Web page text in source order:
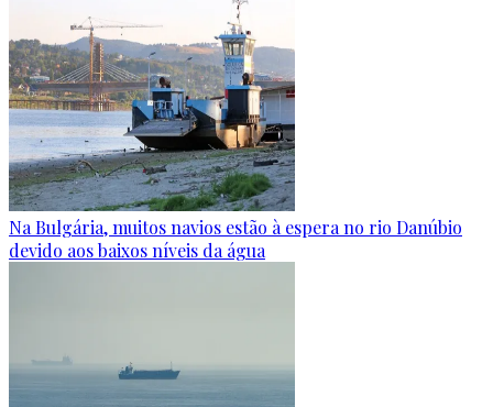
Na Bulgária, muitos navios estão à espera no rio Danúbio
devido aos baixos níveis da água